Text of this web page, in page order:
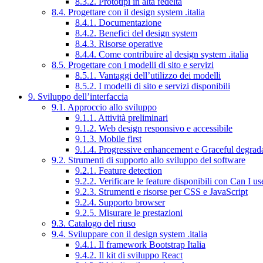
8.4. Progettare con il design system .italia
8.4.1. Documentazione
8.4.2. Benefici del design system
8.4.3. Risorse operative
8.4.4. Come contribuire al design system .italia
8.5. Progettare con i modelli di sito e servizi
8.5.1. Vantaggi dell’utilizzo dei modelli
8.5.2. I modelli di sito e servizi disponibili
9. Sviluppo dell’interfaccia
9.1. Approccio allo sviluppo
9.1.1. Attività preliminari
9.1.2. Web design responsivo e accessibile
9.1.3. Mobile first
9.1.4. Progressive enhancement e Graceful
9.2. Strumenti di supporto allo sviluppo del software
9.2.1. Feature detection
9.2.2. Verificare le feature disponibili con Can I
9.2.3. Strumenti e risorse per CSS e JavaScript
9.2.4. Supporto browser
9.2.5. Misurare le prestazioni
9.3. Catalogo del riuso
9.4. Sviluppare con il design system .italia
9.4.1. Il framework Bootstrap Italia
9.4.2. Il kit di sviluppo React